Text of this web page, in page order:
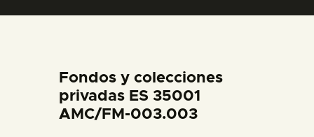
ESPAÑOL
Fondos y colecciones
privadas ES 35001
AMC/FM-003.003